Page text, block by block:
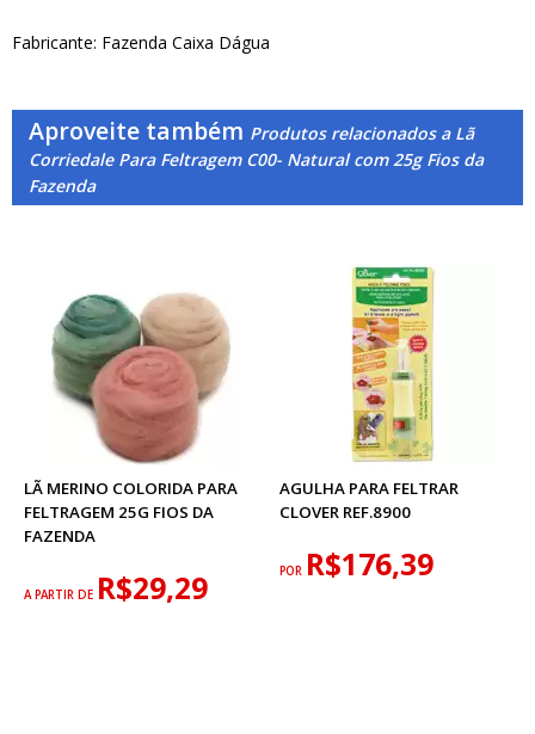
Fabricante: Fazenda Caixa Dágua
Aproveite também Produtos relacionados a Lã
Corriedale Para Feltragem C00- Natural com 25g Fios da
Fazenda
LÃ MERINO COLORIDA PARA
FELTRAGEM 25G FIOS DA
FAZENDA
A PARTIR DE R$29,29
AGULHA PARA FELTRAR
CLOVER REF.8900
POR R$176,39